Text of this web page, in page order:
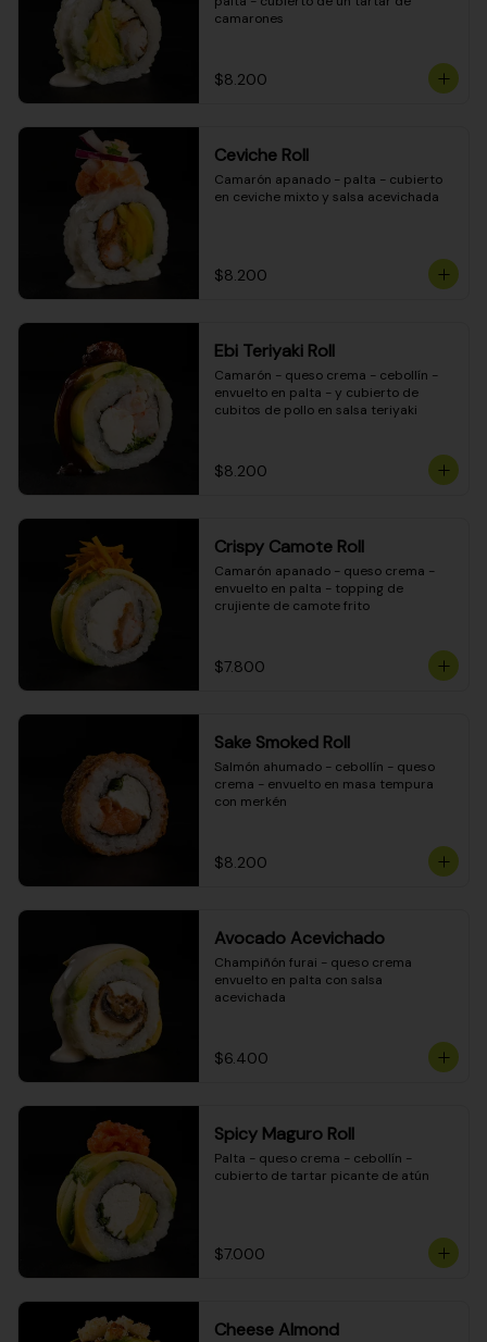
camarones
$8.200
Ceviche Roll
Camarón apanado - palta - cubierto
en ceviche mixto y salsa acevichada
$8.200
Ebi Teriyaki Roll
Camarón - queso crema - cebollín -
envuelto en palta - y cubierto de
cubitos de pollo en salsa teriyaki
$8.200
Crispy Camote Roll
Camarón apanado - queso crema -
envuelto en palta - topping de
crujiente de camote frito
$7.800
Sake Smoked Roll
Salmón ahumado - cebollín - queso
crema - envuelto en masa tempura
con merkén
$8.200
Avocado Acevichado
Champiñón furai - queso crema
envuelto en palta con salsa
acevichada
$6.400
Spicy Maguro Roll
Palta - queso crema - cebollín -
cubierto de tartar picante de atún
$7.000
Cheese Almond